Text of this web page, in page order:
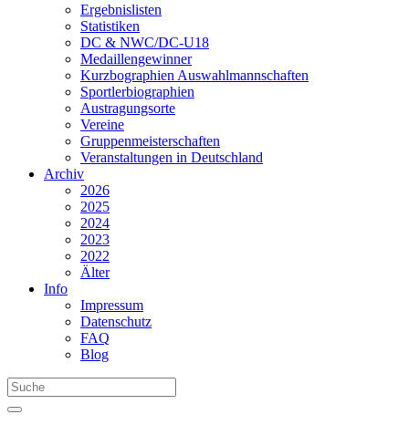
Ergebnislisten
Statistiken
DC & NWC/DC-U18
Medaillengewinner
Kurzbographien Auswahlmannschaften
Sportlerbiographien
Austragungsorte
Vereine
Gruppenmeisterschaften
Veranstaltungen in Deutschland
Archiv
2026
2025
2024
2023
2022
Älter
Info
Impressum
Datenschutz
FAQ
Blog